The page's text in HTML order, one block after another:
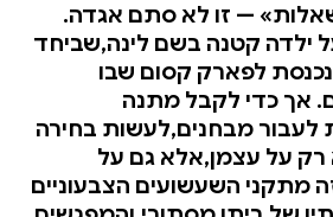
— זו לא סתם אגדה.
ילדה קטנה בשם לינה,שביחד
לפארק קסום שבו
אך כדי לקבל מתנה
לעבור מבחנים,לעשות בחירה
רק על עצמן,אלא גם על
מתקני השעשועים הצבעוניים